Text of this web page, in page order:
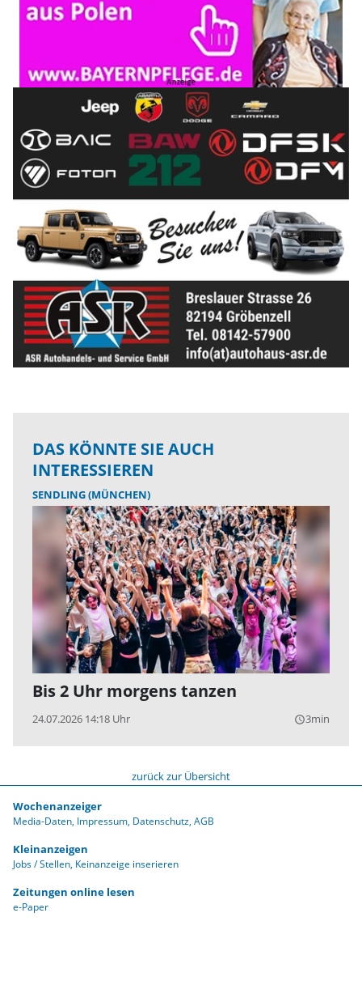
DAS KÖNNTE SIE AUCH
INTERESSIEREN
SENDLING (MÜNCHEN)
Bis 2 Uhr morgens tanzen
24.07.2026 14:18 Uhr query_builder3min
zurück zur Übersicht
Wochenanzeiger
Media-Daten Impressum Datenschutz AGB
Kleinanzeigen
Jobs / Stellen Keinanzeige inserieren
Zeitungen online lesen
e-Paper